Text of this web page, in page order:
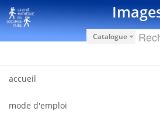
Saut au contenu
Catalogue
accueil
mode d'emploi